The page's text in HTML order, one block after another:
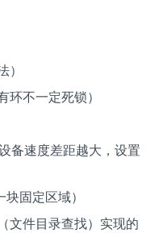
不一定死锁）
备速度差距越大，设置
固定区域）
文件目录查找）实现的